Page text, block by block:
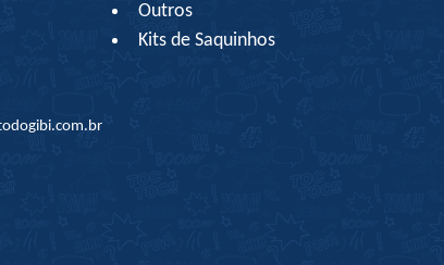
Outros
Kits de Saquinhos